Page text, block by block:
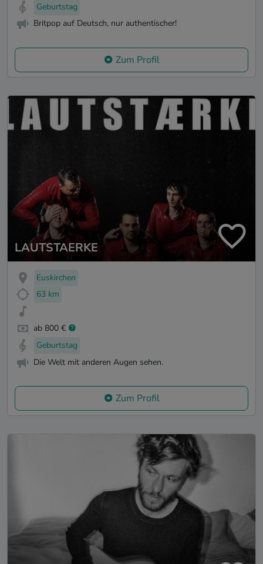
Geburtstag
Britpop auf Deutsch, nur authentischer!
Zum Profil
LAUTSTAERKE
Euskirchen
63 km
ab 800 €
Geburtstag
Die Welt mit anderen Augen sehen.
Zum Profil